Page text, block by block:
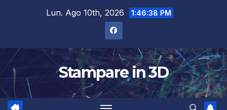
Lun. Ago 10th, 2026 1:46:39 PM
Stampare in 3D